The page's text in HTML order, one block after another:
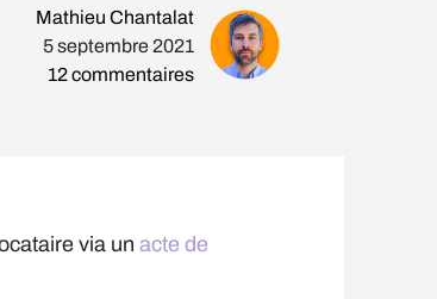
Mathieu Chantalat
5 septembre 2021
12commentaires
via un acte de